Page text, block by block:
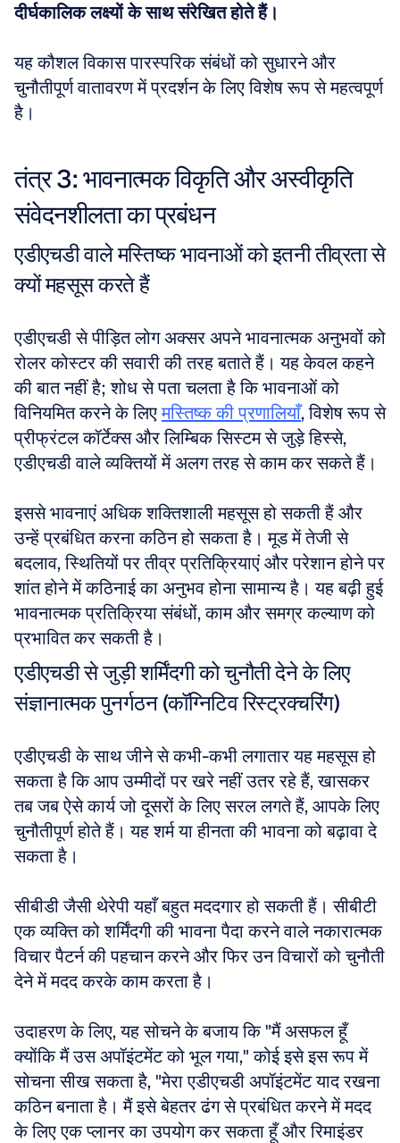
दीर्घकालिक लक्ष्यों के साथ संरेखित होते हैं।
यह कौशल विकास पारस्परिक संबंधों को सुधारने और
चुनौतीपूर्ण वातावरण में प्रदर्शन के लिए विशेष रूप से महत्वपूर्ण
है।
तंत्र 3: भावनात्मक विकृति और अस्वीकृति
संवेदनशीलता का प्रबंधन
एडीएचडी वाले मस्तिष्क भावनाओं को इतनी तीव्रता से
क्यों महसूस करते हैं
एडीएचडी से पीड़ित लोग अक्सर अपने भावनात्मक अनुभवों को
रोलर कोस्टर की सवारी की तरह बताते हैं। यह केवल कहने
की बात नहीं है; शोध से पता चलता है कि भावनाओं को
विनियमित करने के लिए मस्तिष्क की प्रणालियाँ, विशेष रूप से
प्रीफ्रंटल कॉर्टेक्स और लिम्बिक सिस्टम से जुड़े हिस्से,
एडीएचडी वाले व्यक्तियों में अलग तरह से काम कर सकते हैं।
इससे भावनाएं अधिक शक्तिशाली महसूस हो सकती हैं और
उन्हें प्रबंधित करना कठिन हो सकता है। मूड में तेजी से
बदलाव, स्थितियों पर तीव्र प्रतिक्रियाएं और परेशान होने पर
शांत होने में कठिनाई का अनुभव होना सामान्य है। यह बढ़ी हुई
भावनात्मक प्रतिक्रिया संबंधों, काम और समग्र कल्याण को
प्रभावित कर सकती है।
एडीएचडी से जुड़ी शर्मिंदगी को चुनौती देने के लिए
संज्ञानात्मक पुनर्गठन (कॉग्निटिव रिस्ट्रक्चरिंग)
एडीएचडी के साथ जीने से कभी-कभी लगातार यह महसूस हो
सकता है कि आप उम्मीदों पर खरे नहीं उतर रहे हैं, खासकर
तब जब ऐसे कार्य जो दूसरों के लिए सरल लगते हैं, आपके लिए
चुनौतीपूर्ण होते हैं। यह शर्म या हीनता की भावना को बढ़ावा दे
सकता है।
सीबीडी जैसी थेरेपी यहाँ बहुत मददगार हो सकती हैं। सीबीटी
एक व्यक्ति को शर्मिंदगी की भावना पैदा करने वाले नकारात्मक
विचार पैटर्न की पहचान करने और फिर उन विचारों को चुनौती
देने में मदद करके काम करता है।
उदाहरण के लिए, यह सोचने के बजाय कि "मैं असफल हूँ
क्योंकि मैं उस अपॉइंटमेंट को भूल गया," कोई इसे इस रूप में
सोचना सीख सकता है, "मेरा एडीएचडी अपॉइंटमेंट याद रखना
कठिन बनाता है। मैं इसे बेहतर ढंग से प्रबंधित करने में मदद
के लिए एक प्लानर का उपयोग कर सकता हूँ और रिमाइंडर